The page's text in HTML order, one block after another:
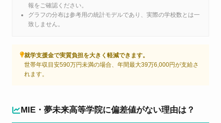
報をご確認ください。
グラフの分布は参考用の統計モデルであり、実際の学校数とは一
致しません。
就学支援金で実質負担を大きく軽減できます。
世帯年収目安590万円未満の場合、年間最大39万6,000円が支給さ
れます。
MIE・夢未来高等学院に偏差値がない理由は？